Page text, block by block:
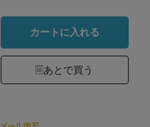
カートに入れる
あとで買う